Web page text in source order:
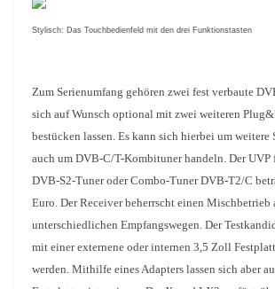
Stylisch: Das Touchbedienfeld mit den drei Funktionstasten
Zum Serienumfang gehören zwei fest verbaute
sich auf Wunsch optional mit zwei weiteren
bestücken lassen. Es kann sich hierbei um weitere
auch um DVB-C/T-Kombituner handeln. Der UVP
DVB-S2-Tuner oder Combo-Tuner DVB-T2/C
Euro. Der Receiver beherrscht einen Mischbetrieb
unterschiedlichen Empfangswegen. Der
mit einer externene oder internen 3,5 Zoll
werden. Mithilfe eines Adapters lassen sich aber